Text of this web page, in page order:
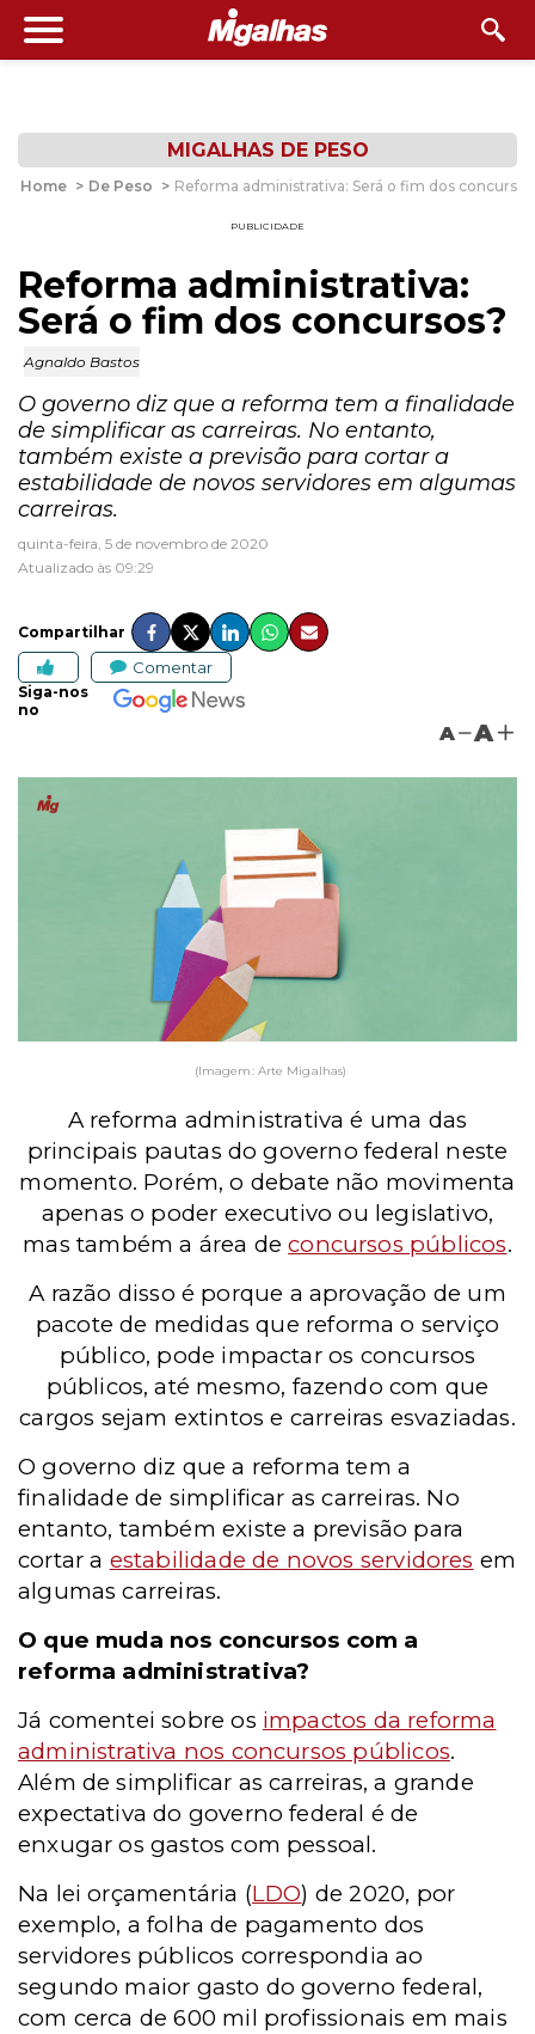
MIGALHAS DE PESO
Home > De Peso > Reforma administrativa: Será o fim dos
PUBLICIDADE
Reforma administrativa:
Será o fim dos concursos?
Agnaldo Bastos
O governo diz que a reforma tem a finalidade
de simplificar as carreiras. No entanto,
também existe a previsão para cortar a
estabilidade de novos servidores em algumas
carreiras.
quinta-feira, 5 de novembro de 2020
Atualizado às 09:29
Compartilhar
Comentar
Siga-nos
no
A A
(Imagem: Arte Migalhas)
A reforma administrativa é uma das
principais pautas do governo federal neste
momento. Porém, o debate não movimenta
apenas o poder executivo ou legislativo,
mas também a área deconcursos públicos.
A razão disso é porque a aprovação de um
pacote de medidas que reforma o serviço
público, pode impactar os concursos
públicos, até mesmo, fazendo com que
cargos sejam extintos e carreiras esvaziadas.
O governo diz que a reforma tem a
finalidade de simplificar as carreiras. No
entanto, também existe a previsão para
cortar a estabilidade de novos servidores em
algumas carreiras.
O que muda nos concursos com a
reforma administrativa?
Já comentei sobre os impactos da reforma
administrativa nos concursos públicos.
Além de simplificar as carreiras, a grande
expectativa do governo federal é de
enxugar os gastos com pessoal.
Na lei orçamentária (LDO) de 2020, por
exemplo, a folha de pagamento dos
servidores públicos correspondia ao
segundo maior gasto do governo federal,
com cerca de 600 mil profissionais em mais